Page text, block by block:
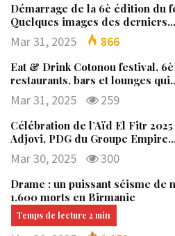
Démarrage de la 6è édition du
Quelques images des derniers…
Mar 31, 2025 866
Eat & Drink Cotonou festival,
restaurants, bars et lounges
Mar 31, 2025 259
Célébration de l’Aïd El Fitr
Adjovi, PDG du Groupe
Mar 30, 2025 300
Drame : un puissant séisme de
1.600 morts en Birmanie